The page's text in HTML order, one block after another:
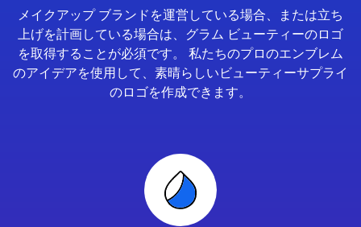
メイクアップ ブランドを運営している場合、または立ち
上げを計画している場合は、グラム ビューティーのロゴ
を取得することが必須です。 私たちのプロのエンブレム
のアイデアを使用して、素晴らしいビューティーサプライ
のロゴを作成できます。